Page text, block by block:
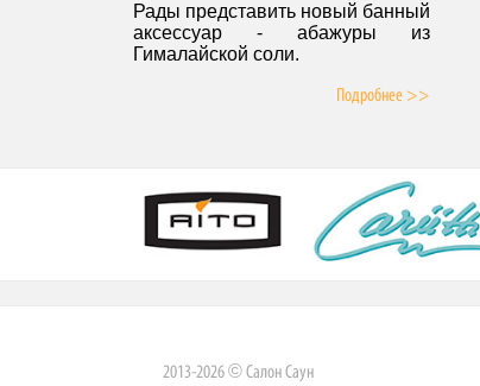
Рады представить новый банный
аксессуар - абажуры из
Гималайской соли.
Подробнее >>
2013-2026 © Салон Саун